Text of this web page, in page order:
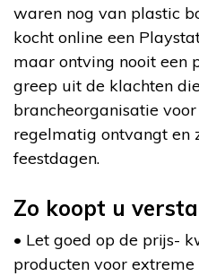
waren nog van plastic
kocht online een
maar ontving nooit een
greep uit de klachten
brancheorganisatie
regelmatig ontvangt en
feestdagen.
Zo koopt u
• Let goed op de prijs-
producten voor